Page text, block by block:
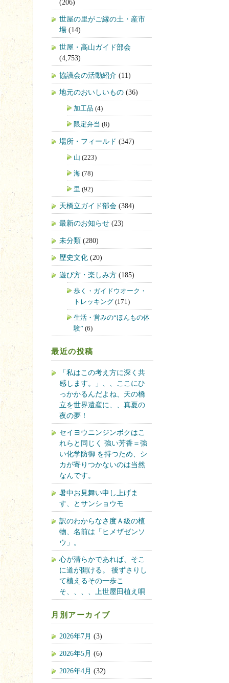
(206)
世屋の里がご縁の土・産市
場 (14)
世屋・高山ガイド部会
(4,753)
協議会の活動紹介 (11)
地元のおいしいもの (36)
加工品 (4)
限定弁当 (8)
場所・フィールド (347)
山 (223)
海 (78)
里 (92)
天橋立ガイド部会 (384)
最新のお知らせ (23)
未分類 (280)
歴史文化 (20)
遊び方・楽しみ方 (185)
歩く・ガイドウオーク・
トレッキング (171)
生活・営みの“ほんもの体
験” (6)
最近の投稿
「私はこの考え方に深く共
感します。」、、ここにひ
っかかるんだよね、天の橋
立を世界遺産に、、真夏の
夜の夢！
セイヨウニンジンボクはこ
れらと同じく 強い芳香＝強
い化学防御 を持つため、シ
カが寄りつかないのは当然
なんです。
暑中お見舞い申し上げま
す、とサンショウモ
訳のわからなさ度Ａ級の植
物、名前は「ヒメザゼンソ
ウ」。
心が清らかであれば、そこ
に道が開ける。 後ずさりし
て植えるその一歩こ
そ、、、、上世屋田植え唄
月別アーカイブ
2026年7月 (3)
2026年5月 (6)
2026年4月 (32)